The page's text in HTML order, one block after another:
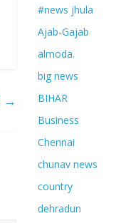
→
#news jhula
Ajab-Gajab
almoda.
big news
BIHAR
Business
Chennai
chunav news
country
dehradun